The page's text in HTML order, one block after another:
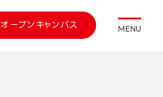
オープンキャンパス MENU